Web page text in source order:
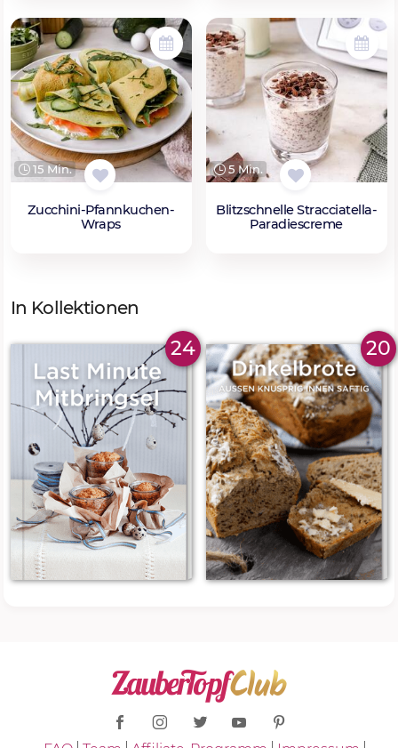
15 Min.
Zucchini-Pfannkuchen-
Wraps
5 Min.
Blitzschnelle Stracciatella-
Paradiescreme
In Kollektionen
24 20